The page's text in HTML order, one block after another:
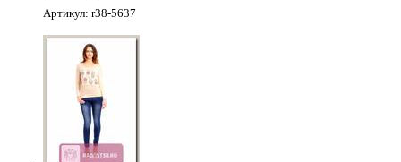
Артикул: r38-5637